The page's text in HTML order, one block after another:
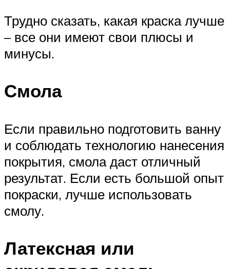
Трудно сказать, какая краска лучше
– все они имеют свои плюсы и
минусы.
Смола
Если правильно подготовить ванну
и соблюдать технологию нанесения
покрытия, смола даст отличный
результат. Если есть большой опыт
покраски, лучше использовать
смолу.
Латексная или